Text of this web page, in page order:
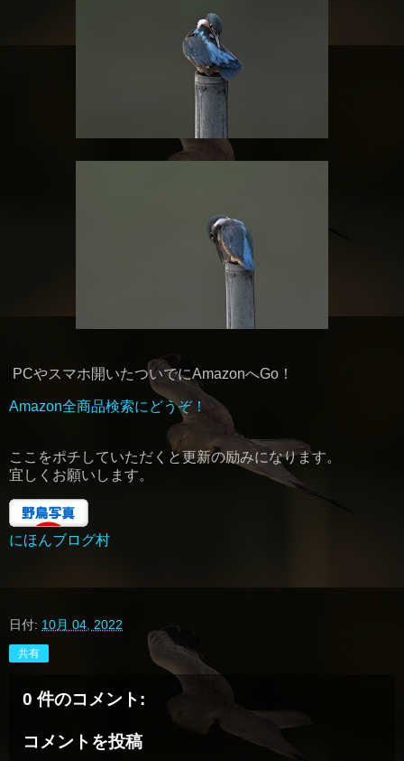
PCやスマホ開いたついでにAmazonへGo！
Amazon全商品検索にどうぞ！
ここをポチしていただくと更新の励みになります。
宜しくお願いします。
にほんブログ村
日付: 10月 04, 2022
共有
0 件のコメント:
コメントを投稿